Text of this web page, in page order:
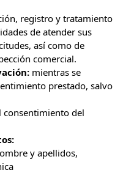
registro y tratamiento
de atender sus
así como de
comercial.
mientras se
prestado, salvo
consentimiento del
y apellidos,